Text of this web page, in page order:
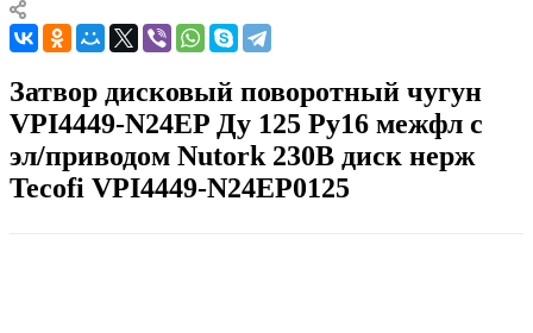
Затвор дисковый поворотный чугун
VPI4449-N24EP Ду 125 Ру16 межфл с
эл/приводом Nutork 230В диск нерж
Tecofi VPI4449-N24EP0125